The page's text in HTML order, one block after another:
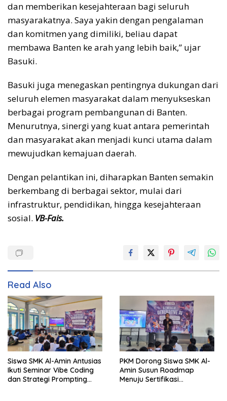
dan memberikan kesejahteraan bagi seluruh
masyarakatnya. Saya yakin dengan pengalaman
dan komitmen yang dimiliki, beliau dapat
membawa Banten ke arah yang lebih baik,” ujar
Basuki.
Basuki juga menegaskan pentingnya dukungan dari
seluruh elemen masyarakat dalam menyukseskan
berbagai program pembangunan di Banten.
Menurutnya, sinergi yang kuat antara pemerintah
dan masyarakat akan menjadi kunci utama dalam
mewujudkan kemajuan daerah.
Dengan pelantikan ini, diharapkan Banten semakin
berkembang di berbagai sektor, mulai dari
infrastruktur, pendidikan, hingga kesejahteraan
sosial. VB-Fais.
Read Also
Siswa SMK Al-Amin Antusias
Ikuti Seminar Vibe Coding
dan Strategi Prompting
PKM Dorong Siswa SMK Al-
Amin Susun Roadmap
Menuju Sertifikasi